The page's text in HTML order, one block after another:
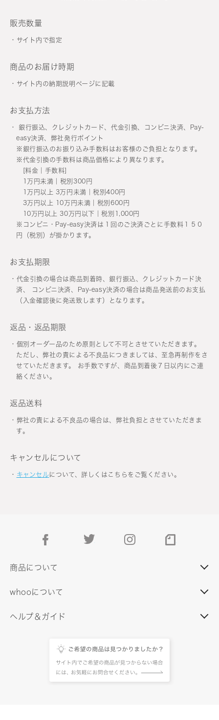
販売数量
サイト内で指定
商品のお届け時期
サイト内の納期説明ページに記載
お支払方法
銀行振込、クレジットカード、代金引換、コンビニ決済、Pay-
easy決済、弊社発行ポイント
※銀行振込のお振り込み手数料はお客様のご負担となります。
※代金引換の手数料は商品価格により異なります。
[料金｜手数料]
1万円未満｜税別300円
1万円以上 3万円未満｜税別400円
3万円以上 10万円未満｜税別600円
10万円以上 30万円以下｜税別1,000円
※コンビニ・Pay-easy決済は１回のご決済ごとに手数料１５０
円（税別）が掛かります。
お支払期限
代金引換の場合は商品到着時、銀行振込、クレジットカード決
済、 コンビニ決済、Pay-easy決済の場合は商品発送前のお支払
（入金確認後に発送致します）となります。
返品・返品期限
個別オーダー品のため原則として不可とさせていただきます。
ただし、弊社の責による不良品につきましては、至急再制作をさ
せていただきます。 お手数ですが、商品到着後７日以内にご連
絡ください。
返品送料
弊社の責による不良品の場合は、弊社負担とさせていただきま
す。
キャンセルについて
キャンセル について、詳しくはこちらをご覧ください。
facebook instagram
商品について
whooについて
ヘルプ＆ガイド